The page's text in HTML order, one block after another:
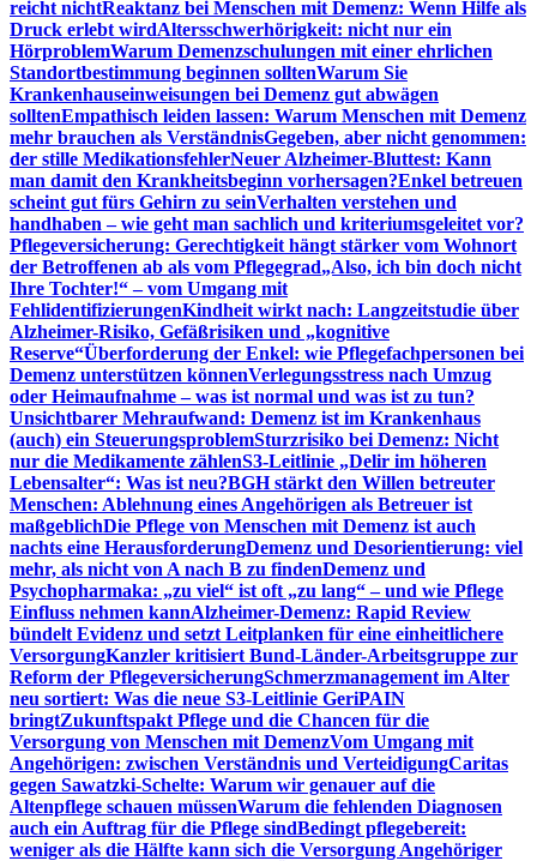
reicht nichtReaktanz bei Menschen mit Demenz: Wenn Hilfe als
Druck erlebt wirdAltersschwerhörigkeit: nicht nur ein
HörproblemWarum Demenzschulungen mit einer ehrlichen
Standortbestimmung beginnen solltenWarum Sie
Krankenhauseinweisungen bei Demenz gut abwägen
solltenEmpathisch leiden lassen: Warum Menschen mit Demenz
mehr brauchen als VerständnisGegeben, aber nicht genommen:
der stille MedikationsfehlerNeuer Alzheimer-Bluttest: Kann
man damit den Krankheitsbeginn vorhersagen?Enkel betreuen
scheint gut fürs Gehirn zu seinVerhalten verstehen und
handhaben – wie geht man sachlich und kriteriumsgeleitet vor?
Pflegeversicherung: Gerechtigkeit hängt stärker vom Wohnort
der Betroffenen ab als vom Pflegegrad„Also, ich bin doch nicht
Ihre Tochter!“ – vom Umgang mit
FehlidentifizierungenKindheit wirkt nach: Langzeitstudie über
Alzheimer-Risiko, Gefäßrisiken und „kognitive
Reserve“Überforderung der Enkel: wie Pflegefachpersonen bei
Demenz unterstützen könnenVerlegungsstress nach Umzug
oder Heimaufnahme – was ist normal und was ist zu tun?
Unsichtbarer Mehraufwand: Demenz ist im Krankenhaus
(auch) ein SteuerungsproblemSturzrisiko bei Demenz: Nicht
nur die Medikamente zählenS3-Leitlinie „Delir im höheren
Lebensalter“: Was ist neu?BGH stärkt den Willen betreuter
Menschen: Ablehnung eines Angehörigen als Betreuer ist
maßgeblichDie Pflege von Menschen mit Demenz ist auch
nachts eine HerausforderungDemenz und Desorientierung: viel
mehr, als nicht von A nach B zu findenDemenz und
Psychopharmaka: „zu viel“ ist oft „zu lang“ – und wie Pflege
Einfluss nehmen kannAlzheimer-Demenz: Rapid Review
bündelt Evidenz und setzt Leitplanken für eine einheitlichere
VersorgungKanzler kritisiert Bund-Länder-Arbeitsgruppe zur
Reform der PflegeversicherungSchmerzmanagement im Alter
neu sortiert: Was die neue S3-Leitlinie GeriPAIN
bringtZukunftspakt Pflege und die Chancen für die
Versorgung von Menschen mit DemenzVom Umgang mit
Angehörigen: zwischen Verständnis und VerteidigungCaritas
gegen Sawatzki-Schelte: Warum wir genauer auf die
Altenpflege schauen müssenWarum die fehlenden Diagnosen
auch ein Auftrag für die Pflege sindBedingt pflegebereit:
weniger als die Hälfte kann sich die Versorgung Angehöriger